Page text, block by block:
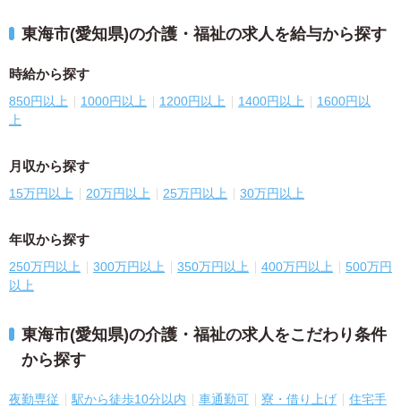
東海市(愛知県)の介護・福祉の求人を給与から探す
時給から探す
850円以上 1000円以上 1200円以上 1400円以上
1600円以
上
月収から探す
15万円以上 20万円以上 25万円以上 30万円以上
年収から探す
250万円以上 300万円以上 350万円以上 400万円以上
500万円
以上
東海市(愛知県)の介護・福祉の求人をこだわり条件
から探す
夜勤専従 駅から徒歩10分以内 車通勤可 寮・借り上げ
住宅手